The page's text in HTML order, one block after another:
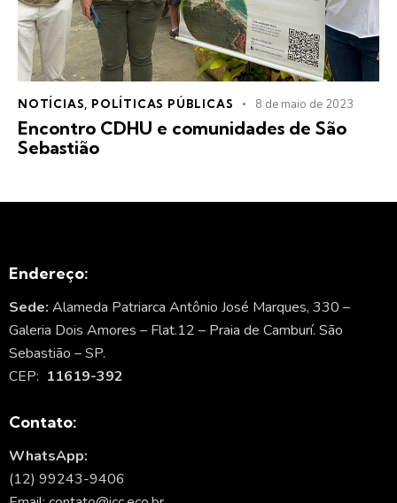
NOTÍCIAS, POLÍTICAS PÚBLICAS 8 de maio de 2023
Encontro CDHU e comunidades de São
Sebastião
Endereço:
Sede: Alameda Patriarca Antônio José Marques, 330 –
Galeria Dois Amores – Flat.12 – Praia de Camburí. São
Sebastião – SP.
CEP: 11619-392
Contato:
WhatsApp:
(12) 99243-9406